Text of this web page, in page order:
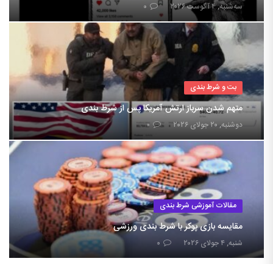
سه‌شنبه, ۴ آگوست ۲۰۲۶ ۰
بت و شرط بندی
متهم شدن سرباز ارتش آمریکا پس از شرط بندی
دوشنبه, ۲۰ جولای ۲۰۲۶ ۰
مقالات آموزشی شرط بندی
مقایسه بازی پوکر با شرط بندی ورزشی
شنبه, ۴ جولای ۲۰۲۶ ۰